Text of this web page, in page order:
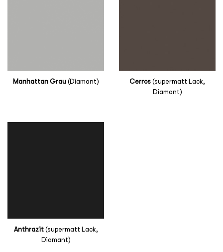
Manhattan Grau(Diamant) Cerros (supermatt Lack,
Diamant)
Anthrazit(supermatt Lack,
Diamant)